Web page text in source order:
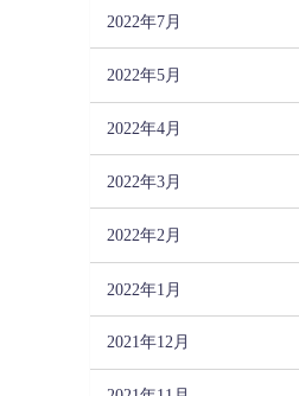
2022年7月
2022年5月
2022年4月
2022年3月
2022年2月
2022年1月
2021年12月